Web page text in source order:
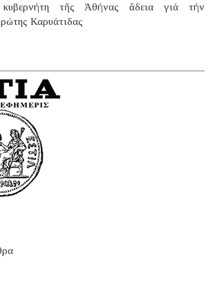
τῆς Ἀθήνας ἄδεια γιά τήν
Καρυάτιδας